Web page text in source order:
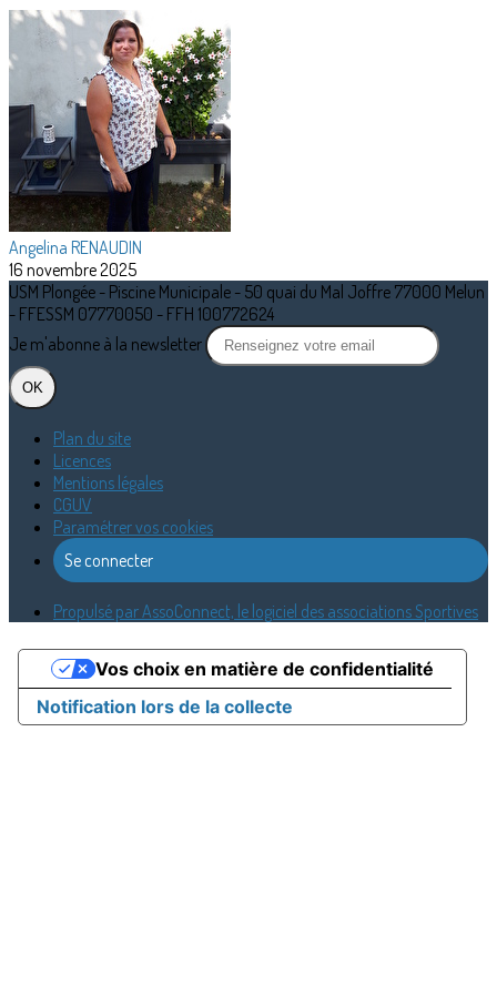
Angelina RENAUDIN
16 novembre 2025
USM Plongée - Piscine Municipale - 50 quai du Mal Joffre 77000 Melun
- FFESSM 07770050 - FFH 100772624
Je m'abonne à la newsletter
OK
Plan du site
Licences
Mentions légales
CGUV
Paramétrer vos cookies
Se connecter
Propulsé par AssoConnect, le logiciel des associations Sportives
Notification lors de la collecte
Vos choix en matière de confidentialité